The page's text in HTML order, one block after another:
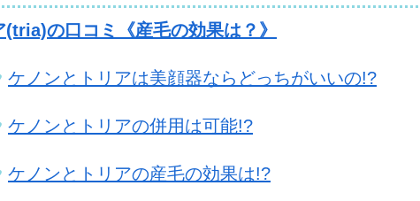
(tria)の口コミ《産毛の効果は？》
ケノンとトリアは美顔器ならどっちがいいの!?
ケノンとトリアの併用は可能!?
ケノンとトリアの産毛の効果は!?